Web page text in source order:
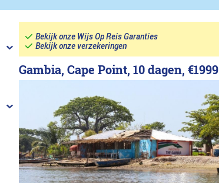
Bekijk onze Wijs Op Reis Garanties
Bekijk onze verzekeringen
Gambia, Cape Point, 10 dagen, €1999